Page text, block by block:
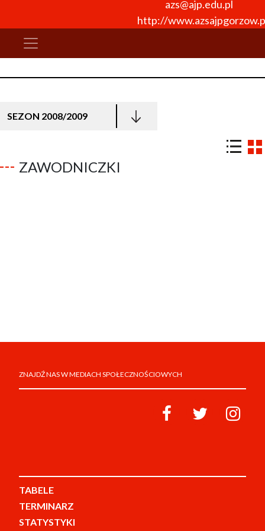
azs@ajp.edu.pl
http://
SEZON 2008/2009
ZAWODNICZKI
ZNAJDŹ NAS W MEDIACH SPOŁECZNOŚCIOWYCH
TABELE
TERMINARZ
STATYSTYKI